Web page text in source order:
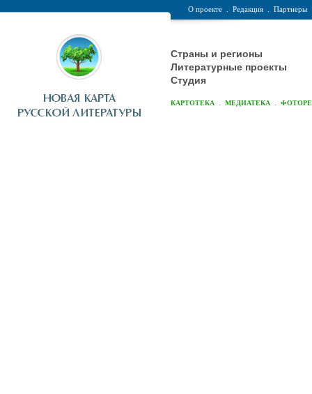
О проекте Редакция Партнеры
Страны и регионы
Литературные проекты
Студия
КАРТОТЕКА МЕДИАТЕКА